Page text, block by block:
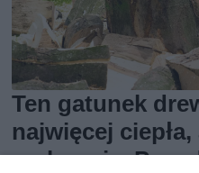
Ten gatunek
najwięcej
go kupują.